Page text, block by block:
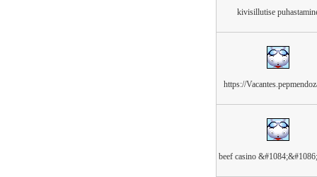
kivisillutise
https://
beef casino